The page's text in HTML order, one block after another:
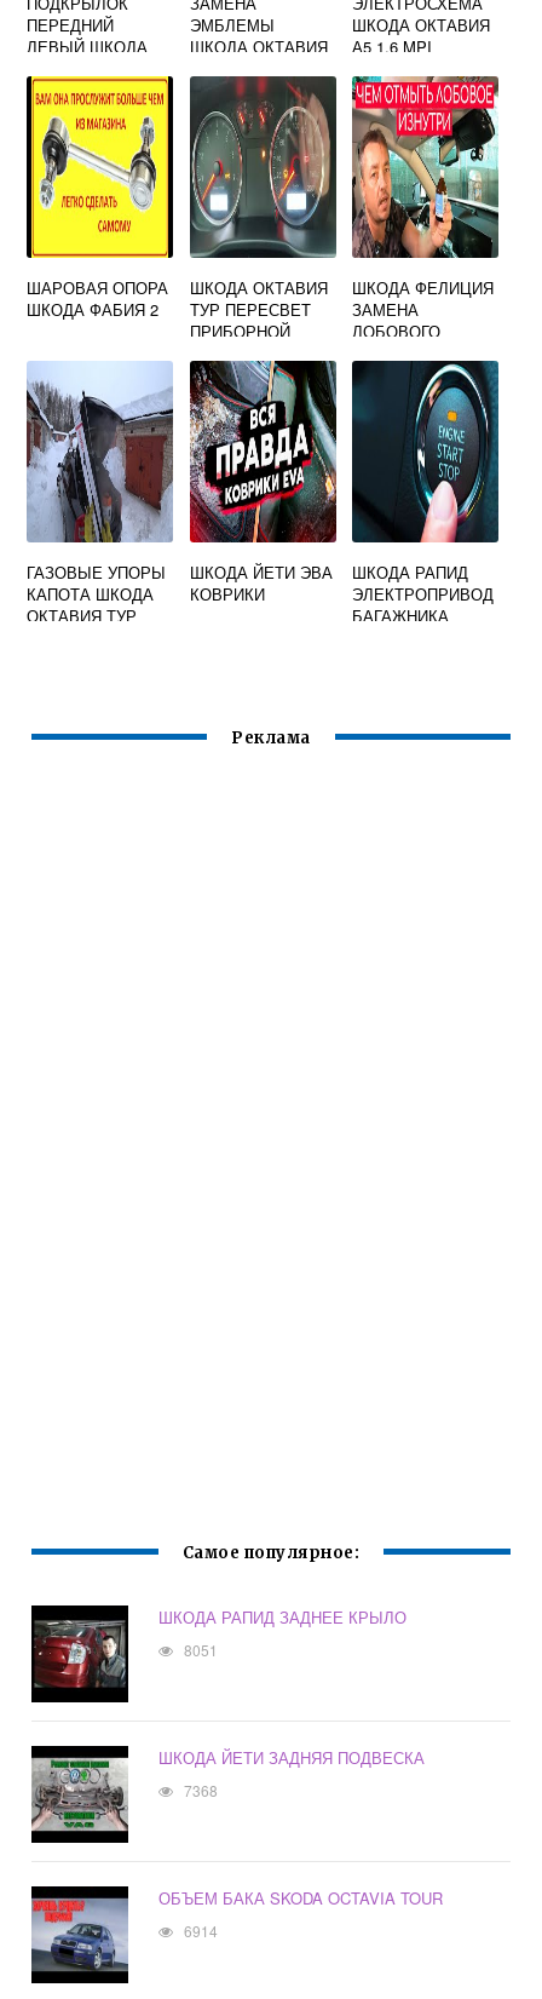
ПЕРЕДНИЙ
ЛЕВЫЙ ШКОДА
ЭМБЛЕМЫ
ШКОДА ОКТАВИЯ
ШКОДА ОКТАВИЯ
А5 1.6 MPI
ШАРОВАЯ ОПОРА
ШКОДА ФАБИЯ 2
ШКОДА ОКТАВИЯ
ТУР ПЕРЕСВЕТ
ПРИБОРНОЙ
ШКОДА ФЕЛИЦИЯ
ЗАМЕНА
ЛОБОВОГО
ГАЗОВЫЕ УПОРЫ
КАПОТА ШКОДА
ОКТАВИЯ ТУР
ШКОДА ЙЕТИ ЭВА
КОВРИКИ
ШКОДА РАПИД
ЭЛЕКТРОПРИВОД
БАГАЖНИКА
Реклама
Самое популярное:
ШКОДА РАПИД ЗАДНЕЕ КРЫЛО
8051
ШКОДА ЙЕТИ ЗАДНЯЯ ПОДВЕСКА
7368
ОБЪЕМ БАКА SKODA OCTAVIA TOUR
6914